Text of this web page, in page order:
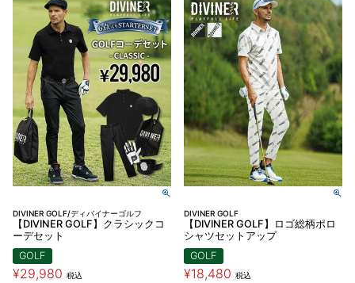
DIVINER GOLF/ディバイナーゴルフ
【DIVINER GOLF】クラシックコ
ーデセット
GOLF
¥29,980 税込
DIVINER GOLF
【DIVINER GOLF】ロゴ総柄ポロ
シャツセットアップ
GOLF
¥18,480 税込